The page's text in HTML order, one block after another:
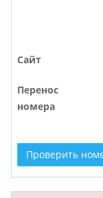
Сайт
Перенос
номера
Проверить